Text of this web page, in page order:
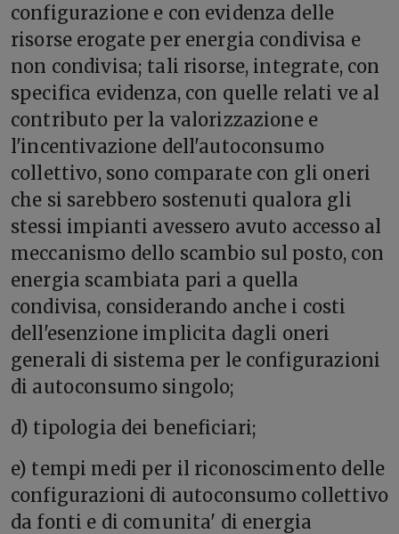
configurazione e con evidenza delle
risorse erogate per energia condivisa e
non condivisa; tali risorse, integrate, con
specifica evidenza, con quelle relati ve al
contributo per la valorizzazione e
l'incentivazione dell'autoconsumo
collettivo, sono comparate con gli oneri
che si sarebbero sostenuti qualora gli
stessi impianti avessero avuto accesso al
meccanismo dello scambio sul posto, con
energia scambiata pari a quella
condivisa, considerando anche i costi
dell'esenzione implicita dagli oneri
generali di sistema per le configurazioni
di autoconsumo singolo;
d) tipologia dei beneficiari;
e) tempi medi per il riconoscimento delle
configurazioni di autoconsumo collettivo
da fonti e di comunita' di energia